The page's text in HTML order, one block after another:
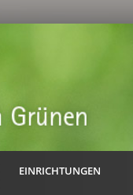
EINRICHTUNGEN